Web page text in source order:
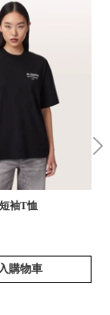
袖T恤
購物車